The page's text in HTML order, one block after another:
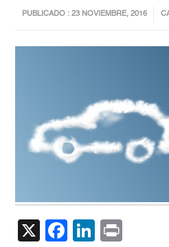
PUBLICADO : 23 NOVIEMBRE, 2016
X Facebook
LinkedIn